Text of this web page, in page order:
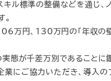
キル標準の整備などを通じ
万円、130万円の「年収の
態が千差万別であることに
にご協力いただき、導入